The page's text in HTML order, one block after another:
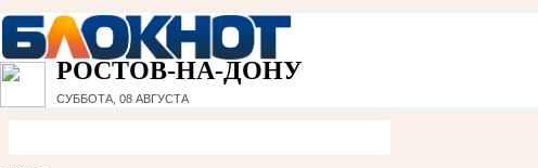
РОСТОВ-НА-ДОНУ
СУББОТА, 08 АВГУСТА